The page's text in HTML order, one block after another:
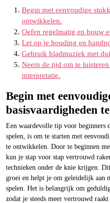
Begin met eenvoudige
ontwikkelen.
Oefen regelmatig en bouw
Let op je houding en
Gebruik bladmuziek met
Neem de tijd om te
interpretatie.
Begin met
basisvaardigheden
Een waardevolle tip voor beginners
spelen, is om te starten met
te ontwikkelen. Door te beginnen
kun je stap voor stap vertrouwd
technieken onder de knie krijgen.
groei en helpt je om geleidelijk aan
spelen. Het is belangrijk om
zodat je steeds meer vertrouwd